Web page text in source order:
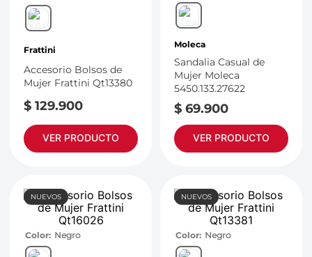
Frattini
Accesorio Bolsos de
Mujer Frattini Qt13380
$ 129.900
VER PRODUCTO
Moleca
Sandalia Casual de
Mujer Moleca
5450.133.27622
$ 69.900
VER PRODUCTO
NUEVOS
Color Negro
NUEVOS
Color Negro